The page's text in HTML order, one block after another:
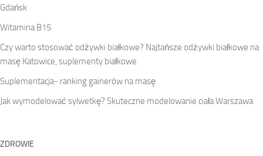
Gdańsk
Witamina B15
Czy warto stosować odżywki białkowe? Najtańsze odżywki białkowe na
masę Katowice, suplementy białkowe
Suplementacja- ranking gainerów na masę
Jak wymodelować sylwetkę? Skuteczne modelowanie ciała Warszawa
ZDROWIE